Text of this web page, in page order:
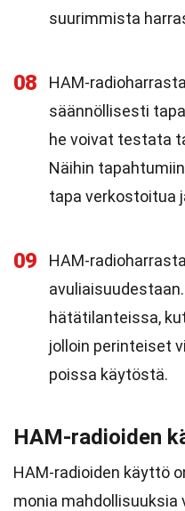
suurimmista
08
HAM-
säännöllisesti
he voivat testata
Näihin
tapa verkostoitua
09
HAM-
hätätilanteissa,
jolloin perinteiset
poissa käytöstä.
HAM-radioiden
HAM-radioiden käyttö
monia mahdollisuuksia